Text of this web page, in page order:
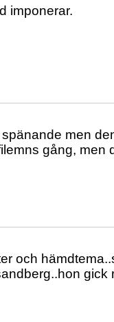
imponerar.
men
gång, men
och
gick